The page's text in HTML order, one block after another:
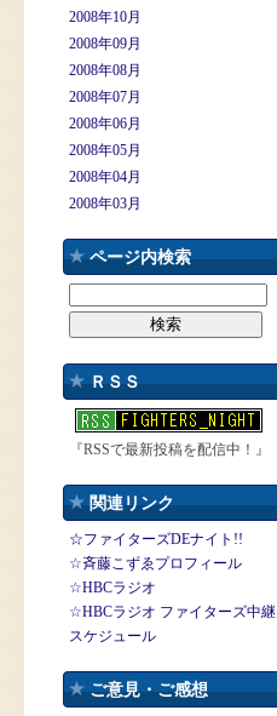
2008年10月
2008年09月
2008年08月
2008年07月
2008年06月
2008年05月
2008年04月
2008年03月
ページ内検索
ＲＳＳ
『RSSで最新投稿を配信中！』
関連リンク
☆ファイターズDEナイト!!
☆斉藤こずゑプロフィール
☆HBCラジオ
☆HBCラジオ ファイターズ中継
スケジュール
ご意見・ご感想